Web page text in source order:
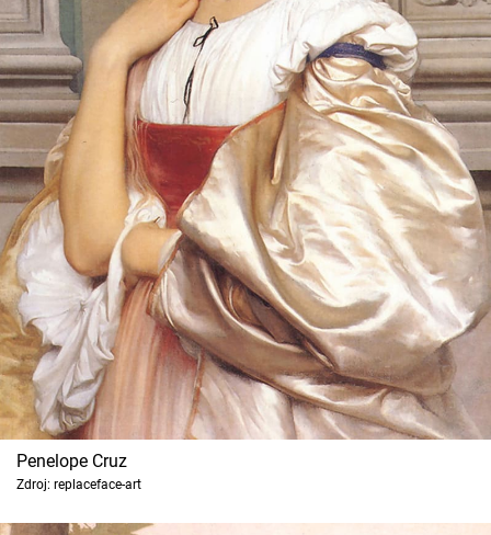
Penelope Cruz
Zdroj: replaceface-art